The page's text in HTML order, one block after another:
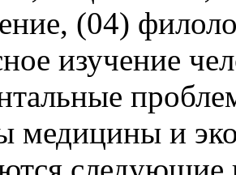
(04)
изучение
медицины и